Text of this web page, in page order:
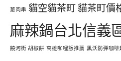
蔥肉串 貓空貓茶町貓茶町價
麻辣鍋台北信義
饒河街 胡椒餅 高雄咖哩飯推薦 黑沃防彈咖啡